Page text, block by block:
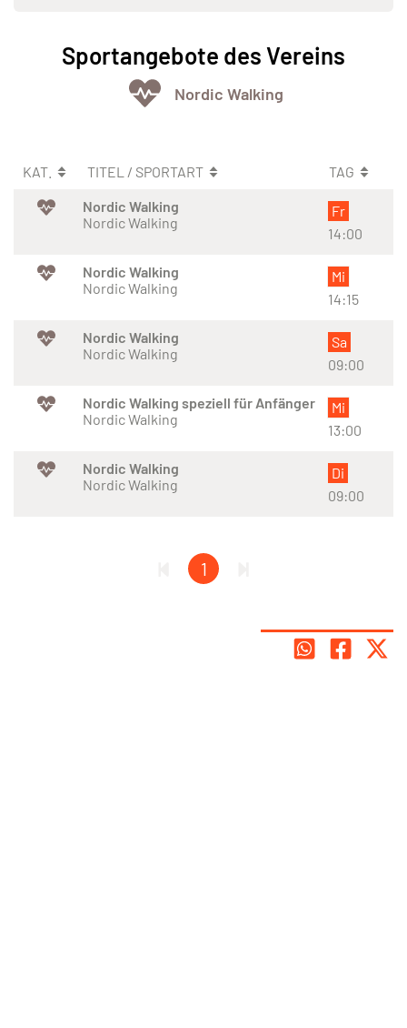
Sportangebote des Vereins
Nordic Walking
KAT. TITEL / SPORTART
TAG
Nordic Walking
Nordic Walking
Fr
14:00
Nordic Walking
Nordic Walking
Mi
14:15
Nordic Walking
Nordic Walking
Sa
09:00
Nordic Walking speziell für Anfänger
Nordic Walking
Mi
13:00
Nordic Walking
Nordic Walking
Di
09:00
1